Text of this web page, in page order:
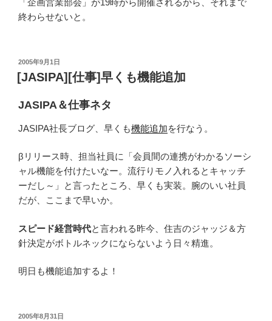
「企画営業部会」が19時から開催されるから、それまで
終わらせないと。
投
稿
日:
2005年9月1日
[JASIPA][仕事]早くも機能追加
JASIPA＆仕事ネタ
JASIPA社長ブログ、早くも機能追加を行なう。
βリリース時、担当社員に「会員間の連携がわかるソーシ
ャル機能を付けたいなー。流行りモノ入れるとキャッチ
ーだし～」と言ったところ、早くも実装。腕のいい社員
だが、ここまで早いか。
スピード経営時代と言われる昨今、住吉のジャッジ＆方
針決定がボトルネックにならないよう日々精進。
明日も機能追加するよ！
投
2005年8月31日